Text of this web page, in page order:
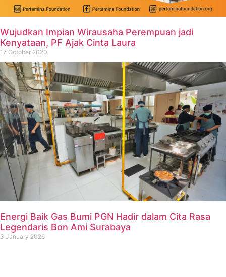
Wujudkan Impian Wirausaha Perempuan jadi
Kenyataan, PF Ajak Cinta Laura
17 October 2020
Energi Baik Gas Bumi PGN Hadir dalam Cita Rasa
Legendaris Bon Ami Surabaya
3 January 2026